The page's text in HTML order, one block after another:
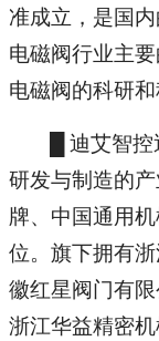
准成立，是国
电磁阀行业主
电磁阀的科研和
█ 迪艾智
研发与制造的
牌、中国通用
位。旗下拥有
徽红星阀门有
浙江华益精密机